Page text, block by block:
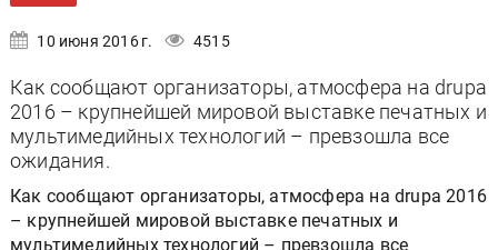
10 июня 2016 г. 4515
Как сообщают организаторы, атмосфера на drupa
2016 – крупнейшей мировой выставке печатных и
мультимедийных технологий – превзошла все
ожидания.
Как сообщают организаторы, атмосфера на drupa 2016
– крупнейшей мировой выставке печатных и
мультимедийных технологий – превзошла все